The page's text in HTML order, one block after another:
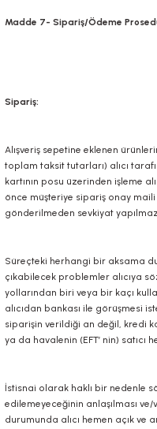
Madde 7- Sipariş/Ödeme
Sipariş:
Alışveriş sepetine eklenen
toplam taksit tutarları) alıcı
kartının posu üzerinden işleme
önce müşteriye sipariş onay
gönderilmeden sevkiyat
Süreçteki herhangi bir aksama
çıkabilecek problemler alıcıya
yollarından biri veya bir kaçı
alıcıdan bankası ile görüşmesi
siparişin verildiği an değil, kredi
ya da havalenin (EFT’ nin) satıcı
İstisnai olarak haklı bir nedenle
edilemeyeceğinin anlaşılması
durumunda alıcı hemen açık ve